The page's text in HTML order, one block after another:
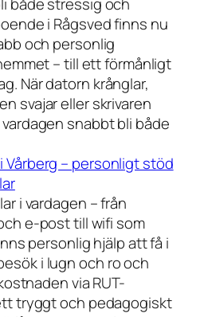
både stressig och
i Rågsved finns nu
och personlig
– till ett förmånligt
När datorn krånglar,
svajar eller skrivaren
snabbt bli både
Vårberg – personligt stöd
i vardagen – från
e-post till wifi som
personlig hjälp att få i
i lugn och ro och
via RUT-
tryggt och pedagogiskt